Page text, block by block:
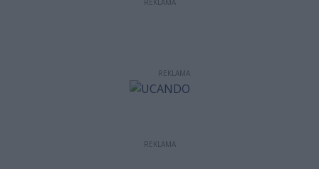
REKLAMA
REKLAMA
REKLAMA